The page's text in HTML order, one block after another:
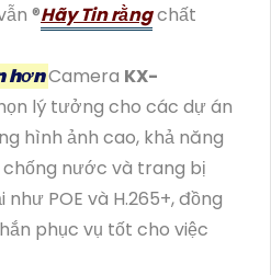
®️Hãy Tin rằngchất
hơnCamera KX-
lý tưởng cho các dự án
hình ảnh cao, khả năng
nước và trang bị
POE và H.265+, đồng
phục vụ tốt cho việc